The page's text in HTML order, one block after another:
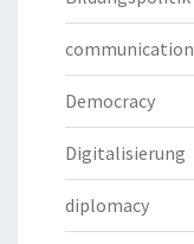
communication
Democracy
Digitalisierung
diplomacy